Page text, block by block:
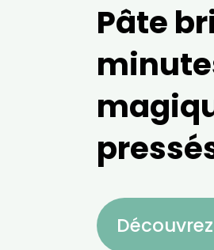
Pâte